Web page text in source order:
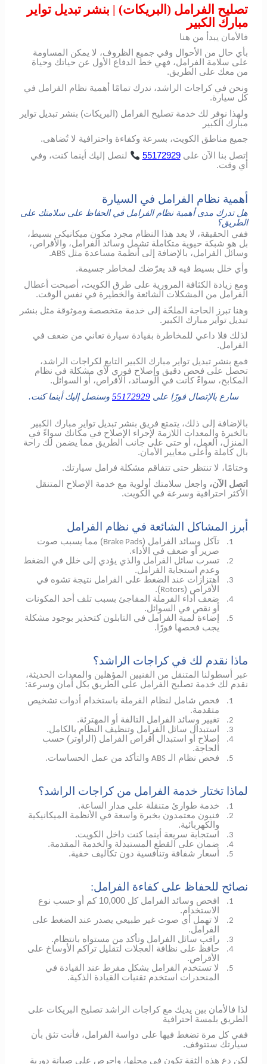
تصليح الفرامل (البريكات) | بنشر تبديل تواير
مبارك الكبير
فالأمان يبدأ من هنا
بأي حال من الأحوال وفي جميع الظروف، لا يمكن المساومة
على سلامة الفرامل، فهي خط الدفاع الأول عن حياتك وحياة
من معك على الطريق.
ونحن في كراجات الراشد، ندرك تمامًا أهمية نظام الفرامل في
كل سيارة.
ولهذا نوفر لك خدمة تصليح الفرامل (البريكات) بنشر تبديل تواير
مبارك الكبير
جميع مناطق الكويت، بسرعة وكفاءة واحترافية لا تُضاهى.
اتصل بنا الآن على 55172929 لنصل إليك أينما كنت، وفي
أي وقت.
أهمية نظام الفرامل في السيارة
هل تدرك مدى أهمية نظام الفرامل في الحفاظ على سلامتك على
الطريق؟
ففي الحقيقة، لا يعد هذا النظام مجرد مكون ميكانيكي بسيط،
بل هو شبكة حيوية متكاملة تشمل وسائد الفرامل، والأقراص،
وسائل الفرامل، بالإضافة إلى أنظمة مساعدة مثلABS
.
وأي خلل بسيط فيه قد يعرّضك لمخاطر جسيمة.
ومع زيادة الكثافة المرورية على طرق الكويت، أصبحت أعطال
الفرامل من المشكلات الشائعة والخطيرة في نفس الوقت.
وهنا تبرز الحاجة الملحّة إلى خدمة متخصصة وموثوقة مثل بنشر
تبديل تواير مبارك الكبير.
لذلك فلا داعي للمخاطرة بقيادة سيارة تعاني من ضعف في
الفرامل.
فمع بنشر تبديل تواير مبارك الكبير التابع لكراجات الراشد،
تحصل على فحص دقيق وإصلاح فوري لأي مشكلة في نظام
المكابح، سواءً كانت في الوسائد، الأقراص، أو السوائل.
سارع بالإتصال فورًا على 55172929 وسنصل إليك أينما كنت.
بالإضافة إلى ذلك، يتمتع فريق بنشر تبديل تواير مبارك الكبير
بالخبرة والمعدات اللازمة لإجراء الإصلاح في مكانك سواءً في
المنزل، العمل، أو حتى على جانب الطريق مما يضمن لك راحة
بال كاملة وأعلى معايير الأمان.
وختامًا، لا تنتظر حتى تتفاقم مشكلة فرامل سيارتك.
اتصل الآن، واجعل سلامتك أولوية مع خدمة الإصلاح المتنقل
الأكثر احترافية وسرعة في الكويت.
أبرز المشاكل الشائعة في نظام الفرامل
1. تآكل وسائد الفرامل (Brake Pads) مما يسبب صوت
صرير أو ضعف في الأداء.
2.
تسرب سائل الفرامل والذي يؤدي إلى خلل في الضغط
وعدم استجابة الفرامل.
3.
اهتزازات عند الضغط على الفرامل نتيجة تشوه في
الأقراص (Rotors
).
4.
ضعف أداء الفرملة المفاجئ بسبب تلف أحد المكونات
أو نقص في السوائل.
5.
إضاءة لمبة الفرامل في التابلون كتحذير بوجود مشكلة
يجب فحصها فورًا.
ماذا نقدم لك في كراجات الراشد؟
عبر أسطولنا المتنقل من الفنيين المؤهلين والمعدات الحديثة،
نقدم لك خدمة تصليح الفرامل على الطريق بكل أمان وسرعة:
1.
فحص شامل لنظام الفرملة باستخدام أدوات تشخيص
متقدمة.
2. تغيير وسائد الفرامل التالفة أو المهترئة.
3. استبدال سائل الفرامل وتنظيف النظام بالكامل.
4.
إصلاح أو استبدال أقراص الفرامل (الراوتر) حسب
الحاجة.
5. فحص نظام الـABS والتأكد من عمل الحساسات.
لماذا تختار خدمة الفرامل من كراجات الراشد؟
1. خدمة طوارئ متنقلة على مدار الساعة.
2.
فنيون معتمدون بخبرة واسعة في الأنظمة الميكانيكية
والكهربائية.
3. استجابة سريعة أينما كنت داخل الكويت.
4. ضمان على القطع المستبدلة والخدمة المقدمة.
5. أسعار شفافة وتنافسية دون تكاليف خفية.
نصائح للحفاظ على كفاءة الفرامل:
1.
افحص وسائد الفرامل كل 10,000 كم أو حسب نوع
الاستخدام.
2.
لا تهمل أي صوت غير طبيعي يصدر عند الضغط على
الفرامل.
3. راقب سائل الفرامل وتأكد من مستواه بانتظام.
4.
حافظ على نظافة العجلات لتقليل تراكم الأوساخ على
الأقراص.
5.
لا تستخدم الفرامل بشكل مفرط عند القيادة في
المنحدرات استخدم تقنيات القيادة الذكية.
لذا فالأمان بين يديك مع كراجات الراشد تصليح البريكات على
الطريق بلمسة احترافية
ففي كل مرة تضغط فيها على دواسة الفرامل، فأنت تثق بأن
سيارتك ستتوقف.
لكن دع هذه الثقة تكون في محلها، واحرص على صيانة دورية